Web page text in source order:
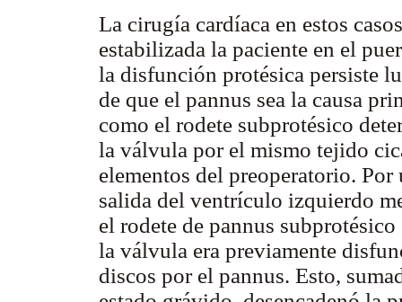
La cirugía cardíaca en estos
estabilizada la paciente en el
la disfunción protésica persiste
de que el pannus sea la causa
como el rodete subprotésico
la válvula por el mismo tejido
elementos del preoperatorio.
salida del ventrículo izquierdo
el rodete de pannus
la válvula era previamente
discos por el pannus. Esto,